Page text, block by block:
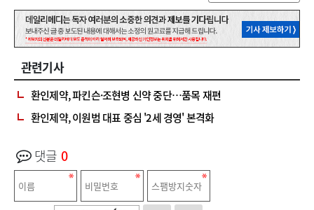
관련기사
환인제약, 파킨슨·조현병 신약 중단…품목 재편
환인제약, 이원범 대표 중심 '2세 경영' 본격화
댓글 0